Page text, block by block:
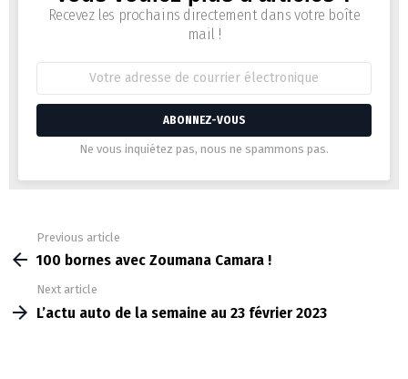
Recevez les prochains directement dans votre boîte
mail !
courrier
Ne vous inquiétez pas, nous ne spammons pas.
more
Previous article
100 bornes avec Zoumana Camara !
Next article
L’actu auto de la semaine au 23 février 2023